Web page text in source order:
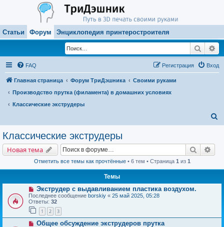
Статьи Форум Энциклопедия принтеростроителя
Поиск
FAQ Вход
Регистрация
Главная страница Форум ТриДэшника
Своими руками
Производство прутка (филамента) в домашних условиях
Классические экструдеры
Классические экструдеры
Новая тема Поиск
Отметить все темы как прочтённые• 6 тем • Страница 1 из 1
Темы
Экструдер с выдавливанием пластика воздухом.
Последнее сообщение borskiy « 25 май 2025, 05:28
Ответы: 32
1 2 3
Общее обсуждение экструдеров прутка